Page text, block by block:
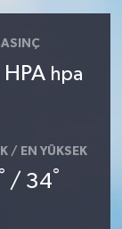
hpa
/ EN YÜKSEK
° / 34°